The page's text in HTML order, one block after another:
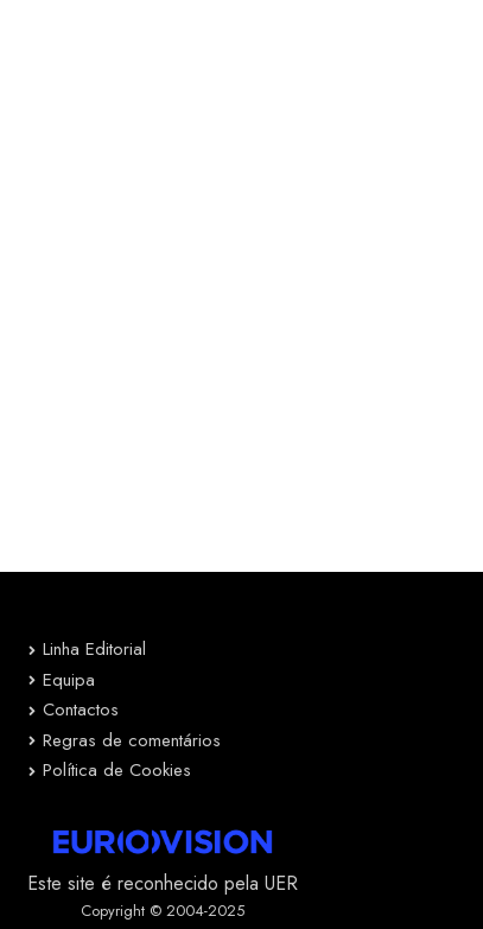
Linha Editorial
Equipa
Contactos
Regras de comentários
Política de Cookies
Este site é reconhecido pela UER
Copyright © 2004-2025